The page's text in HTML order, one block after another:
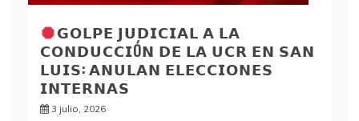
𝗚𝗢𝗟𝗣𝗘 𝗝𝗨𝗗𝗜𝗖𝗜𝗔𝗟 𝗔 𝗟𝗔
𝗖𝗢𝗡𝗗𝗨𝗖𝗖𝗜Ó𝗡 𝗗𝗘 𝗟𝗔 𝗨𝗖𝗥 𝗘𝗡 𝗦𝗔𝗡
𝗟𝗨𝗜𝗦: 𝗔𝗡𝗨𝗟𝗔𝗡 𝗘𝗟𝗘𝗖𝗖𝗜𝗢𝗡𝗘𝗦
𝗜𝗡𝗧𝗘𝗥𝗡𝗔𝗦
3 julio, 2026